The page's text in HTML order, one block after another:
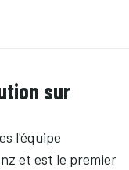
sur
l'équipe
et est le premier